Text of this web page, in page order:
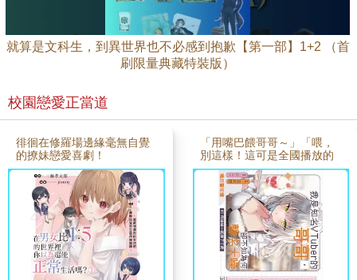
就算是文科生，到異世界也不必感到抱歉【第一部】1+2 （首
刷限量典藏特裝版）
校園戀愛正當道
徘徊在修羅場邊緣毫無自覺
的撩妹戀愛喜劇！
「用嘴巴餵哥哥～」「喂，
別這樣！這可是全國播放的
耶！」